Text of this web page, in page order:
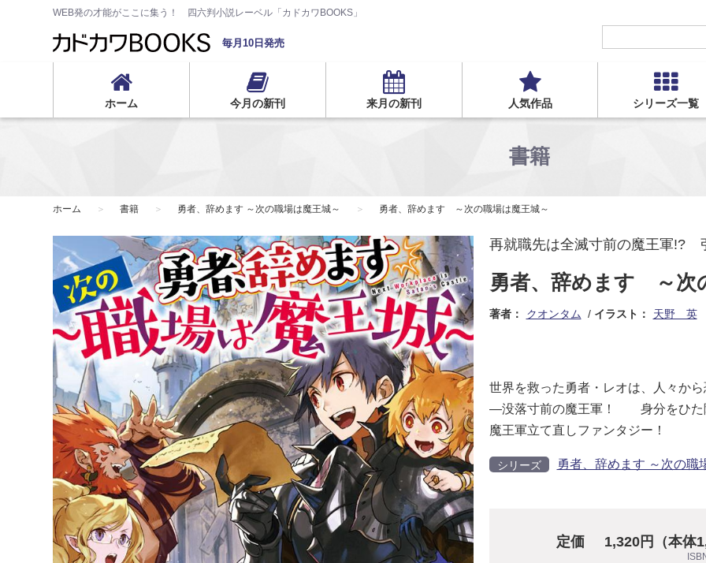
WEB発の才能がここに集う！ 四六判小説レーベル「カドカワBOOKS」
毎月10日発売
ホーム 今月の新刊 来月の新刊 人気作品 シリーズ一覧
書籍
ホーム 書籍 勇者、辞めます ～次の職場は魔王城～ 勇者、辞めます ～次の職場は魔王城～
再就職先は全滅寸前の魔王軍!?
勇者、辞めます ～次
著者： クオンタム イラスト： 天野 英
世界を救った勇者・レオは、人々か
―没落寸前の魔王軍！ 身分をひた
魔王軍立て直しファンタジー！
シリーズ 勇者、辞めます ～次の職
定価 1,320円（本体